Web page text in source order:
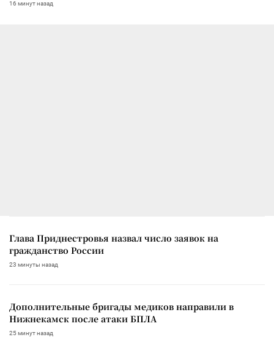
16 минут назад
Глава Приднестровья назвал число заявок на
гражданство России
23 минуты назад
Дополнительные бригады медиков направили в
Нижнекамск после атаки БПЛА
25 минут назад